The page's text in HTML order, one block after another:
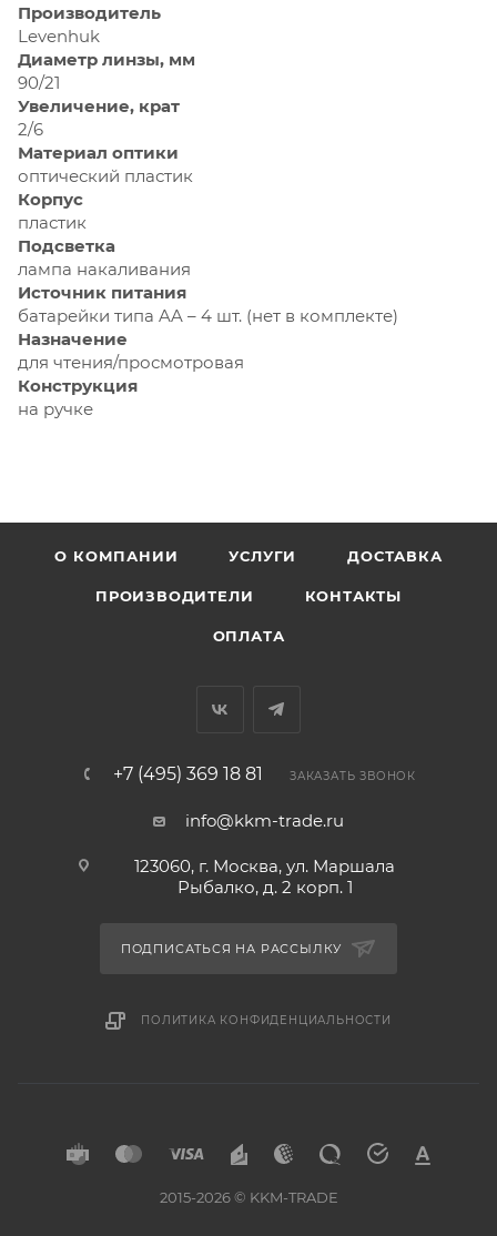
Производитель
Levenhuk
Диаметр линзы, мм
90/21
Увеличение, крат
2/6
Материал оптики
оптический пластик
Корпус
пластик
Подсветка
лампа накаливания
Источник питания
батарейки типа AA – 4 шт. (нет в комплекте)
Назначение
для чтения/просмотровая
Конструкция
на ручке
О КОМПАНИИ УСЛУГИ ДОСТАВКА
ПРОИЗВОДИТЕЛИ КОНТАКТЫ
ОПЛАТА
+7 (495) 369 18 81 ЗАКАЗАТЬ ЗВОНОК
info@kkm-trade.ru
123060, г. Москва, ул. Маршала
Рыбалко, д. 2 корп. 1
ПОДПИСАТЬСЯ НА РАССЫЛКУ
ПОЛИТИКА КОНФИДЕНЦИАЛЬНОСТИ
2015-2026 © KKM-TRADE